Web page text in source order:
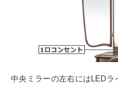
中央ミラーの左右にはLEDラ